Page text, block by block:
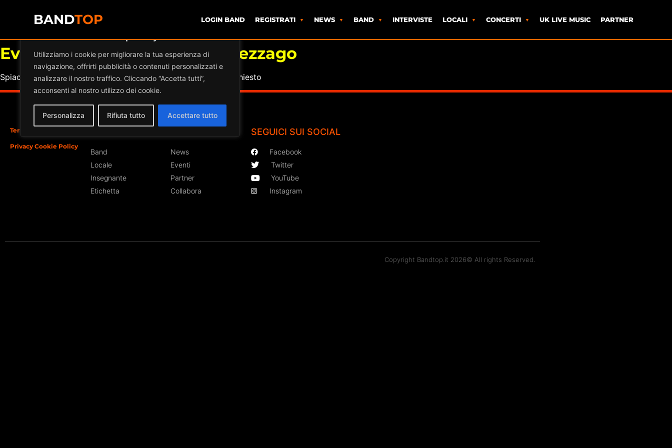
Utilizziamo i cookie per migliorare la tua esperienza di
navigazione, offrirti pubblicità o contenuti personalizzati e
analizzare il nostro traffico. Cliccando “Accetta tutti”,
acconsenti al nostro utilizzo dei cookie.
Personalizza Rifiuta tutto Accettare tutto
BANDTOP LOGIN BAND REGISTRATI NEWS BAND INTERVISTE LOCALI CONCERTI UK LIVE MUSIC PARTNER
Eventi aPiazza Argentina Grezzago
Spiacente, ma nessun risultato è stato trovato per l'archivio richiesto
Termini e Condizioni
Privacy Cookie Policy
Band
Locale
Insegnante
Etichetta
News
Eventi
Partner
Collabora
SEGUICI SUI SOCIAL
Facebook
Twitter
YouTube
Instagram
Copyright Bandtop.it 2026© All rights Reserved.